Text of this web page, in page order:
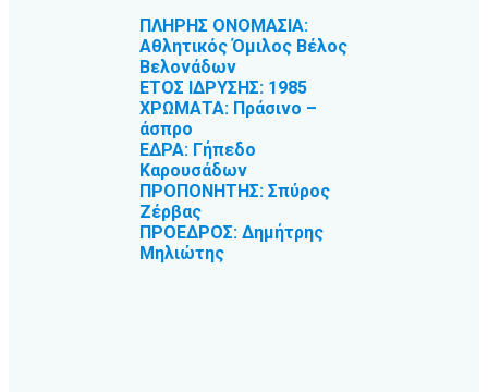
ΠΛΗΡΗΣ ΟΝΟΜΑΣΙΑ:
Αθλητικός Όμιλος Βέλος
Βελονάδων
ΕΤΟΣ ΙΔΡΥΣΗΣ: 1985
ΧΡΩΜΑΤΑ: Πράσινο –
άσπρο
ΕΔΡΑ: Γήπεδο
Καρουσάδων
ΠΡΟΠΟΝΗΤΗΣ: Σπύρος
Ζέρβας
ΠΡΟΕΔΡΟΣ: Δημήτρης
Μηλιώτης